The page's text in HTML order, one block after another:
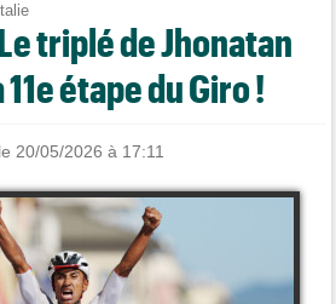
triplé de Jhonatan
étape du Giro !
le 20/05/2026 à 17:11